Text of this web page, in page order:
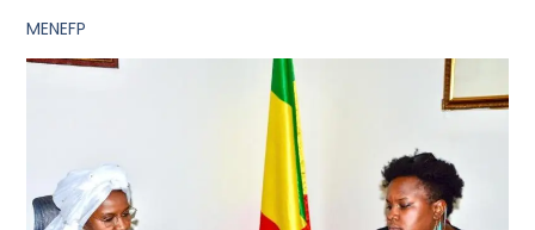
MENEFP